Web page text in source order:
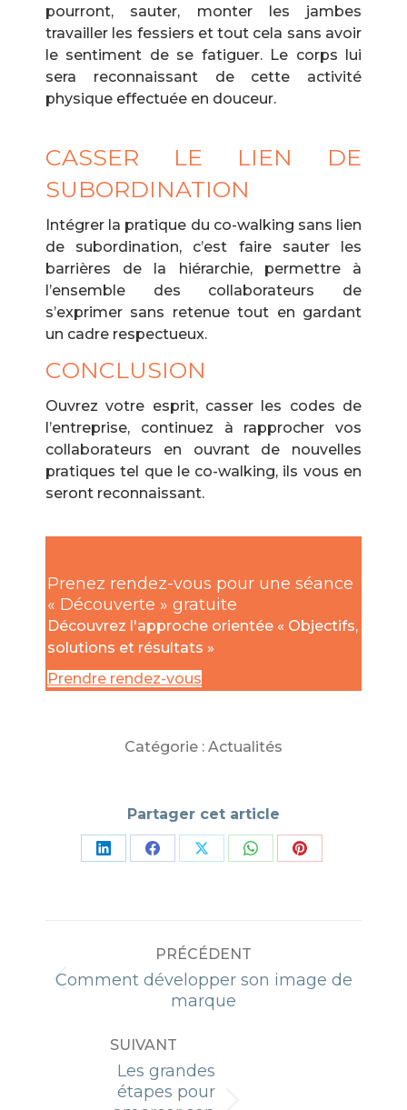
pourront, sauter, monter les jambes
travailler les fessiers et tout cela sans avoir
le sentiment de se fatiguer. Le corps lui
sera reconnaissant de cette activité
physique effectuée en douceur.
CASSER LE LIEN DE
SUBORDINATION
Intégrer la pratique du co-walking sans lien
de subordination, c’est faire sauter les
barrières de la hiérarchie, permettre à
l’ensemble des collaborateurs de
s’exprimer sans retenue tout en gardant
un cadre respectueux.
CONCLUSION
Ouvrez votre esprit, casser les codes de
l’entreprise, continuez à rapprocher vos
collaborateurs en ouvrant de nouvelles
pratiques tel que le co-walking, ils vous en
seront reconnaissant.
Prenez rendez-vous pour une séance
« Découverte » gratuite
Découvrez l'approche orientée « Objectifs,
solutions et résultats »
Prendre rendez-vous
Catégorie : Actualités
Partager cet article
PartagerPartagerPartagerPartagerPartager
ARTICLE
PRÉCÉDENT
Article
précédent
Comment développer son image de
marque
SUIVANT
Les grandes
étapes pour